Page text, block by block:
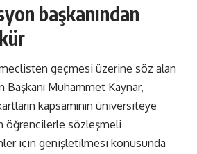
başkanından
geçmesi üzerine söz alan
Başkanı Muhammet Kaynar,
kapsamının üniversiteye
öğrencilerle sözleşmeli
için genişletilmesi konusunda